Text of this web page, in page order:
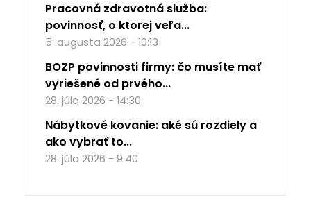
Pracovná zdravotná služba:
povinnosť, o ktorej veľa...
5. augusta 2026 - 10:13
BOZP povinnosti firmy: čo musíte mať
vyriešené od prvého...
28. júla 2026 - 14:30
Nábytkové kovanie: aké sú rozdiely a
ako vybrať to...
28. júla 2026 - 9:40